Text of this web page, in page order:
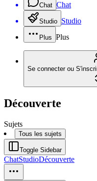
Chat Chat
Studio Studio
Plus Plus
Se connecter ou
Découverte
Sujets
Tous les sujets
Toggle Sidebar
ChatStudioDécouverte